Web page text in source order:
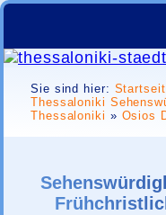
Sie sind hier:
Thessaloniki
Thessaloniki » Osios